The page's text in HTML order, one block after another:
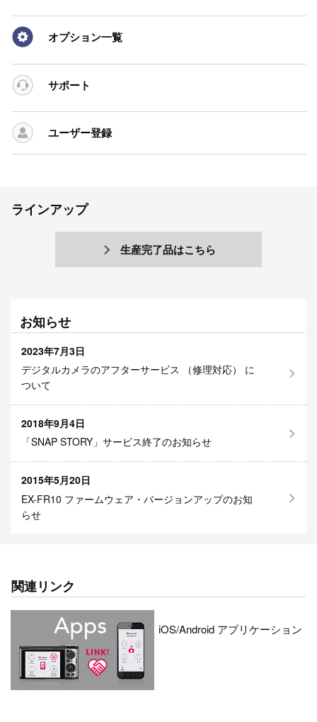
オプション一覧
サポート
ユーザー登録
ラインアップ
生産完了品はこちら
お知らせ
2023年7月3日
デジタルカメラのアフターサービス （修理対応） に
ついて
2018年9月4日
「SNAP STORY」サービス終了のお知らせ
2015年5月20日
EX-FR10 ファームウェア・バージョンアップのお知
らせ
関連リンク
iOS/Android アプリケーション